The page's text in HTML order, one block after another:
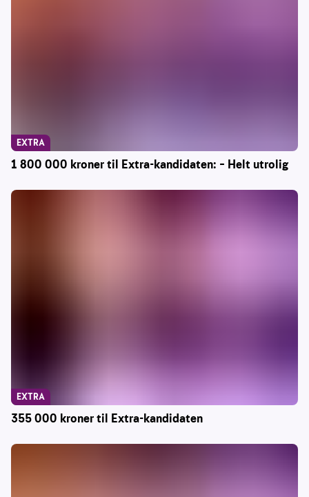
1 800 000 kroner til Extra-kandidaten: – Helt utrolig
EXTRA
355 000 kroner til Extra-kandidaten
EXTRA